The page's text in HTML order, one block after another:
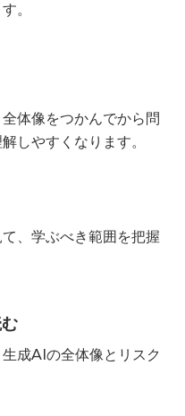
。
体像をつかんでから問
しやすくなります。
、学ぶべき範囲を把握
成AIの全体像とリスク